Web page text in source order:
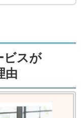
ビスが
由